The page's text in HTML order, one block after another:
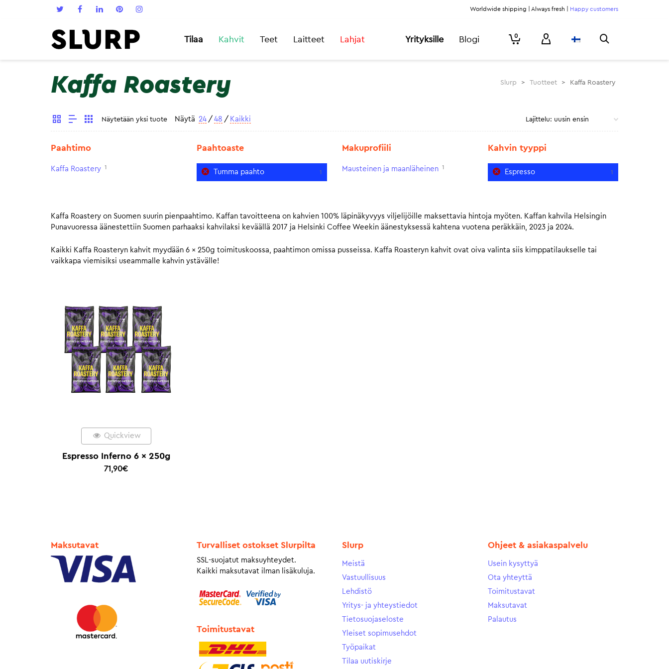
Worldwide shipping | Always fresh | Happy customers
Tilaa Kahvit Teet Laitteet Lahjat Yrityksille Blogi 0
Kaffa Roastery Slurp > Tuotteet > Kaffa Roastery
Näytetään yksi tuote Näytä 24 / 48 / Kaikki
Paahtimo
Kaffa Roastery 1
Paahtoaste
Tumma paahto 1
Makuprofiili
Mausteinen ja maanläheinen 1
Kahvin tyyppi
Espresso 1
Kaffa Roastery on Suomen suurin pienpaahtimo. Kaffan tavoitteena on kahvien 100% läpinäkyvyys viljelijöille maksettavia hintoja myöten. Kaffan kahvila Helsingin
Punavuoressa äänestettiin Suomen parhaaksi kahvilaksi keväällä 2017 ja Helsinki Coffee Weekin äänestyksessä kahtena vuotena peräkkäin, 2023 ja 2024.
Kaikki Kaffa Roasteryn kahvit myydään 6 x 250g toimituskoossa, paahtimon omissa pusseissa. Kaffa Roasteryn kahvit ovat oiva valinta siis kimppatilaukselle tai
vaikkapa viemisiksi useammalle kahvin ystävälle!
Quickview
Espresso Inferno 6 x 250g
71,90€
Maksutavat Turvalliset ostokset Slurpilta
SSL-suojatut maksuyhteydet.
Kaikki maksutavat ilman lisäkuluja.
Toimitustavat
Slurp
Meistä
Vastuullisuus
Lehdistö
Yritys- ja yhteystiedot
Tietosuojaseloste
Yleiset sopimusehdot
Työpaikat
Tilaa uutiskirje
Ohjeet & asiakaspalvelu
Usein kysyttyä
Ota yhteyttä
Toimitustavat
Maksutavat
Palautus